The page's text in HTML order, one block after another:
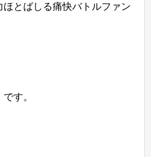
とばしる痛快バトルファン
す。